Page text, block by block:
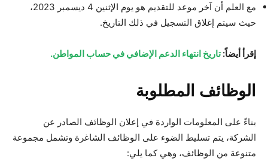
مع العلم أن آخر موعد للتقديم هو يوم الإثنين 4 ديسمبر 2023،
حيث سيتم إغلاق التسجيل في ذلك التاريخ.
إقرأ أيضاً:تاريخ انتهاء الدعم الإضافي في حساب المواطن.
الوظائف المطلوبة
بناءً على المعلومات الواردة في إعلان الوظائف الصادر عن
الشركة، يتم تسليط الضوء على الوظائف الشاغرة وتشمل مجموعة
متنوعة من الوظائف، وهي كما يلي: